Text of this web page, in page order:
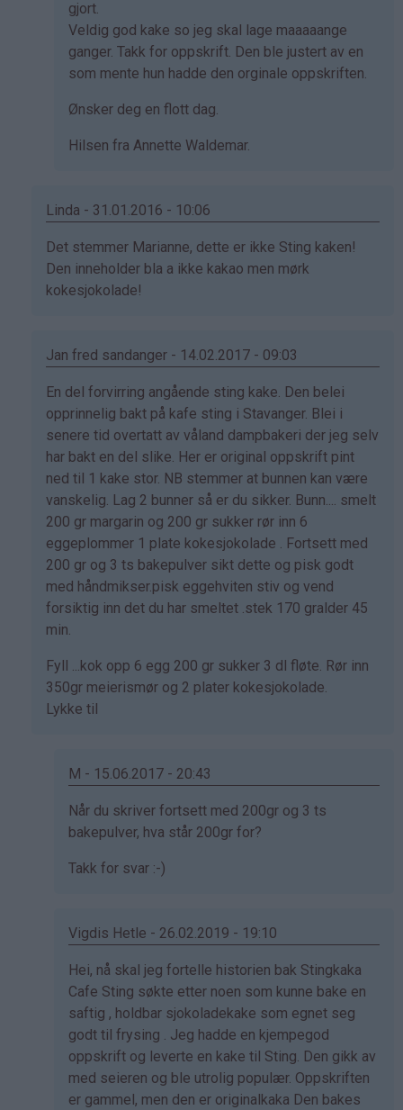
gjort.
Veldig god kake so jeg skal lage maaaaange
ganger. Takk for oppskrift. Den ble justert av en
som mente hun hadde den orginale oppskriften.
Ønsker deg en flott dag.
Hilsen fra Annette Waldemar.
Linda - 31.01.2016 - 10:06
Som
svar
på
(ikke
Det stemmer Marianne, dette er ikke Sting kaken!
Den inneholder bla a ikke kakao men mørk
kokesjokolade!
Jan fred sandanger - 14.02.2017 - 09:03
Som
svar
på
av
Marianne
(ikke
bekreftet)
En del forvirring angående sting kake. Den belei
opprinnelig bakt på kafe sting i Stavanger. Blei i
senere tid overtatt av våland dampbakeri der jeg selv
har bakt en del slike. Her er original oppskrift pint
ned til 1 kake stor. NB stemmer at bunnen kan være
vanskelig. Lag 2 bunner så er du sikker. Bunn.... smelt
200 gr margarin og 200 gr sukker rør inn 6
eggeplommer 1 plate kokesjokolade . Fortsett med
200 gr og 3 ts bakepulver sikt dette og pisk godt
med håndmikser.pisk eggehviten stiv og vend
forsiktig inn det du har smeltet .stek 170 gralder 45
min.
Fyll ...kok opp 6 egg 200 gr sukker 3 dl fløte. Rør inn
350gr meierismør og 2 plater kokesjokolade.
Lykke til
M - 15.06.2017 - 20:43
Som
svar
av
sandanger
(ikke
bekreftet)
Når du skriver fortsett med 200gr og 3 ts
bakepulver, hva står 200gr for?
Takk for svar :-)
Vigdis Hetle - 26.02.2019 - 19:10
Som
svar
på
av
Jan
fred
sandanger
Hei, nå skal jeg fortelle historien bak Stingkaka
Cafe Sting søkte etter noen som kunne bake en
saftig , holdbar sjokoladekake som egnet seg
godt til frysing . Jeg hadde en kjempegod
oppskrift og leverte en kake til Sting. Den gikk av
med seieren og ble utrolig populær. Oppskriften
er gammel, men den er originalkaka Den bakes